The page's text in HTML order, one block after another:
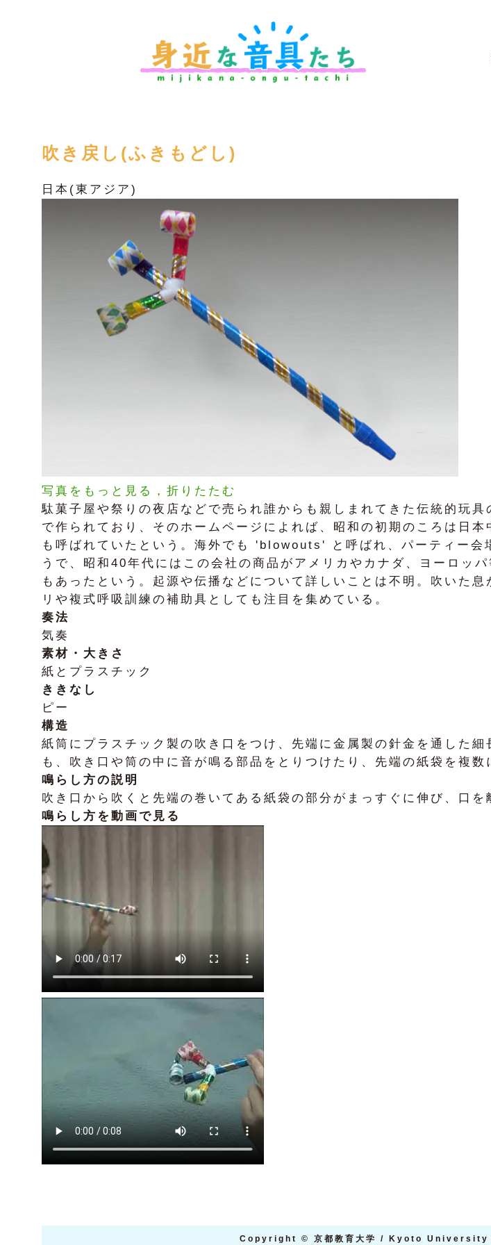
吹き戻し(ふきもどし)
日本(東アジア)
写真をもっと見る，折りたたむ
駄菓子屋や祭りの夜店などで売られ誰からも親しまれてきた伝統的玩
で作られており、そのホームページによれば、昭和の初期のころは日
も呼ばれていたという。海外でも 'blowouts' と呼ばれ、パーティー会
うで、昭和40年代にはこの会社の商品がアメリカやカナダ、ヨーロッ
もあったという。起源や伝播などについて詳しいことは不明。吹いた
リや複式呼吸訓練の補助具としても注目を集めている。
奏法
気奏
素材・大きさ
紙とプラスチック
ききなし
ピー
構造
紙筒にプラスチック製の吹き口をつけ、先端に金属製の針金を通した
も、吹き口や筒の中に音が鳴る部品をとりつけたり、先端の紙袋を複数
鳴らし方の説明
吹き口から吹くと先端の巻いてある紙袋の部分がまっすぐに伸び、口
鳴らし方を動画で見る
Copyright © 京都教育大学 / Kyoto